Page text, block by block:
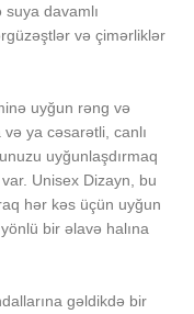
suya davamlı
və çimərliklər
uyğun rəng və
ya cəsarətli, canlı
uyğunlaşdırmaq
Unisex Dizayn, bu
hər kəs üçün uyğun
bir əlavə halına
gəldikdə bir